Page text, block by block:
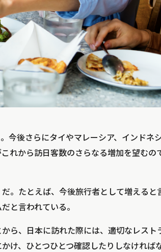
今後さらにタイやマレーシア、インドネ
れから訪日客数のさらなる増加を望むの
。たとえば、今後旅行者として増えると
と言われている。
ら、日本に訪れた際には、適切なレスト
け、ひとつひとつ確認したりしなければ